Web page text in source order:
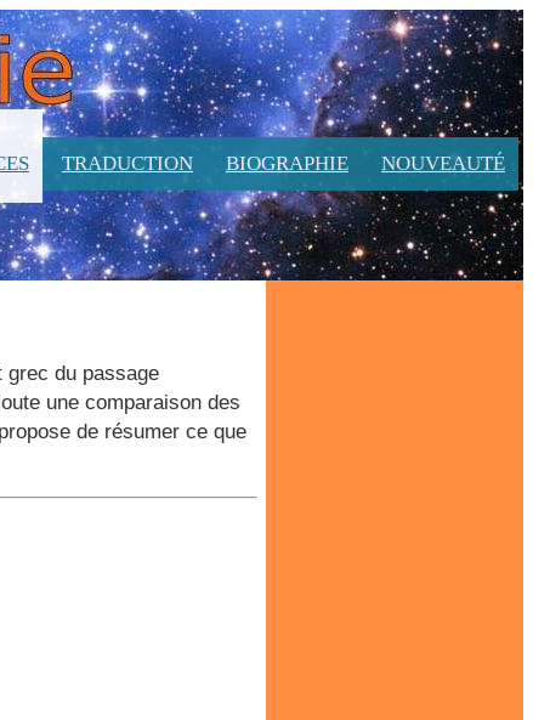
TRADUCTION BIOGRAPHIE NOUVEAUTÉ
grec du passage
une comparaison des
de résumer ce que